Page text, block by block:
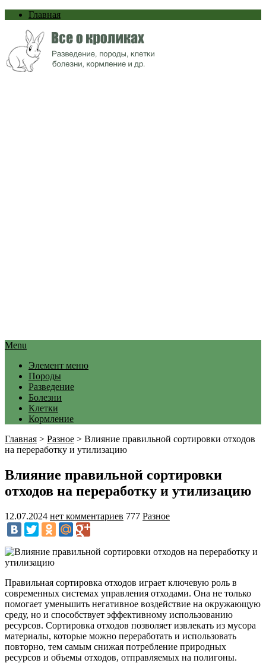
Главная
Menu
Элемент меню
Породы
Разведение
Болезни
Клетки
Кормление
Главная > Разное > Влияние правильной сортировки отходов
на переработку и утилизацию
Влияние правильной сортировки
отходов на переработку и утилизацию
12.07.2024 нет комментариев 777 Разное
Правильная сортировка отходов играет ключевую роль в
современных системах управления отходами. Она не только
помогает уменьшить негативное воздействие на окружающую
среду, но и способствует эффективному использованию
ресурсов. Сортировка отходов позволяет извлекать из мусора
материалы, которые можно переработать и использовать
повторно, тем самым снижая потребление природных
ресурсов и объемы отходов, отправляемых на полигоны.